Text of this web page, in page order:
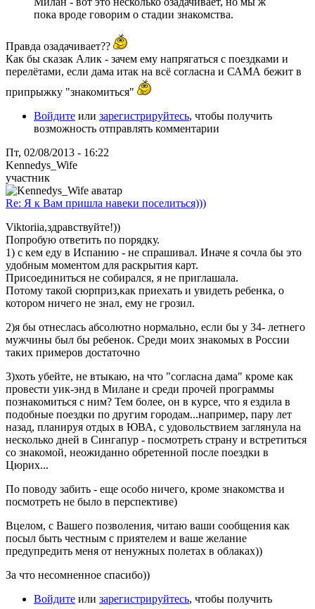
пока вроде говорим о стадии знакомства.
Правда озадачивает??
Как бы сказак Алик - зачем ему напрягаться с поездками и
перелётами, если дама итак на всё согласна и САМА бежит в
припрыжку "знакомиться"
Войдите или зарегистрируйтесь, чтобы получить
возможность отправлять комментарии
Пт, 02/08/2013 - 16:22
Kennedys_Wife
участник
Re: Я к Вам пришла навеки поселиться)))
Viktoriia,здравствуйте!))
Попробую ответить по порядку.
1) с кем еду в Испанию - не спрашивал. Иначе я сочла бы это
удобным моментом для раскрытия карт.
Присоединиться не собирался, я не приглашала.
Потому такой сюрприз,как приехать и увидеть ребенка, о
котором ничего не знал, ему не грозил.
2)я бы отнеслась абсолютно нормально, если бы у 34- летнего
мужчины был бы ребенок. Среди моих знакомых в России
таких примеров достаточно
3)хоть убейте, не втыкаю, на что "согласна дама" кроме как
провести уик-энд в Милане и среди прочей программы
познакомиться с ним? Тем более, он в курсе, что я ездила в
подобные поездки по другим городам...например, пару лет
назад, планируя отдых в ЮВА, с удовольствием заглянула на
несколько дней в Сингапур - посмотреть страну и встретиться
со знакомой, неожиданно обретенной после поездки в
Цюрих...
По поводу забить - еще особо ничего, кроме знакомства и
посмотреть не было в перспективе)
Вцелом, с Вашего позволения, читаю ваши сообщения как
посыл быть честным с приятелем и ваше желание
предупредить меня от ненужных полетах в облаках))
За что несомненное спасибо))
Войдите или зарегистрируйтесь, чтобы получить